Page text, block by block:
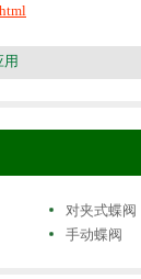
用
对夹式蝶阀
手动蝶阀